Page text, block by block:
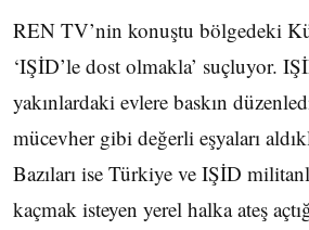
REN TV’nin konuştu bölgedeki
‘IŞİD’le dost olmakla’ suçluyor.
yakınlardaki evlere baskın
mücevher gibi değerli eşyaları
Bazıları ise Türkiye ve IŞİD
kaçmak isteyen yerel halka ateş